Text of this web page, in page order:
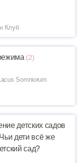
Клуб
(2)
Somniorum
детских садов
дети всё же
сад?